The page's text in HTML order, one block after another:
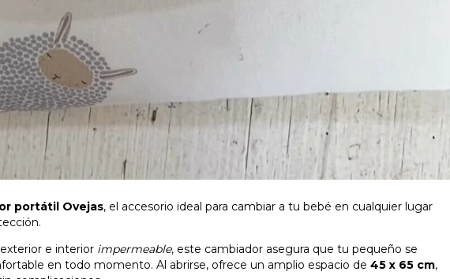
portátil Ovejas, el accesorio ideal para cambiar a tu bebé en cualquier lugar
e interior impermeable, este cambiador asegura que tu pequeño se
en todo momento. Al abrirse, ofrece un amplio espacio de 45 x 65 cm,